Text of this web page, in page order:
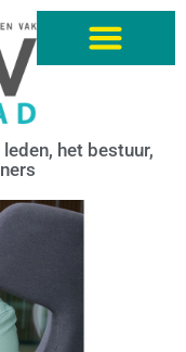
het bestuur,